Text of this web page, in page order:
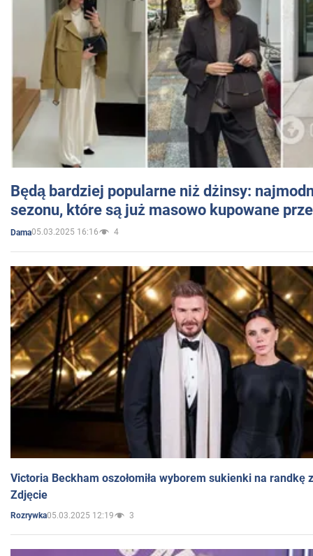
Będą bardziej popularne niż dżinsy:
sezonu, które są już masowo kupowane
Dama05.03.2025 16:16 4
Victoria Beckham oszołomiła wyborem sukienki na randkę
Zdjęcie
Rozrywka05.03.2025 12:19 3